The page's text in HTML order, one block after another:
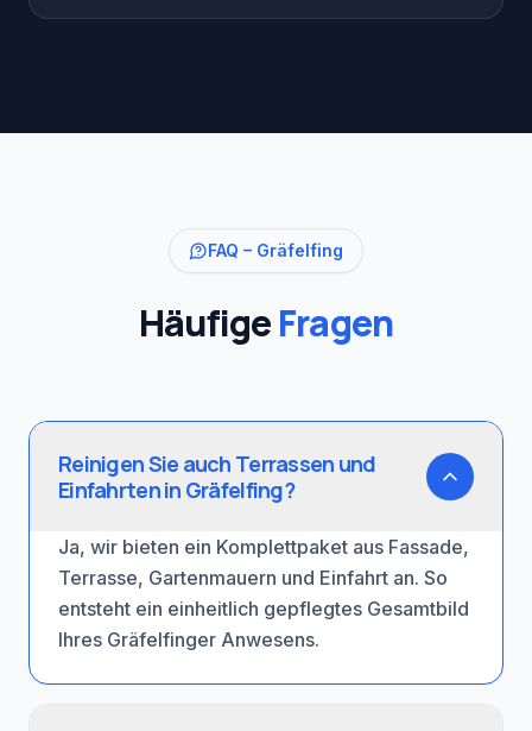
FAQ – Gräfelfing
HäufigeFragen
Reinigen Sie auch Terrassen und
Einfahrten in Gräfelfing?
Ja, wir bieten ein Komplettpaket aus Fassade,
Terrasse, Gartenmauern und Einfahrt an. So
entsteht ein einheitlich gepflegtes Gesamtbild
Ihres Gräfelfinger Anwesens.